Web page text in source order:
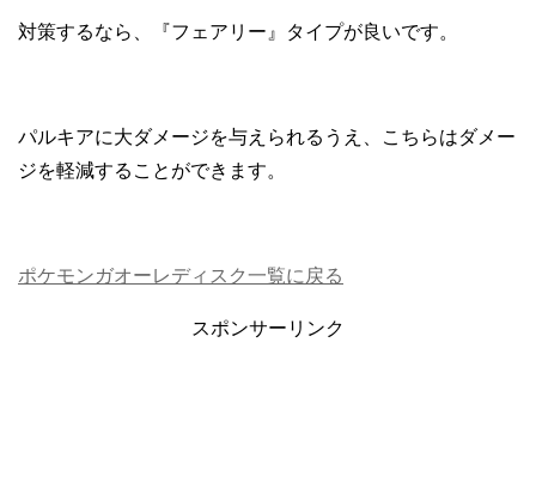
対策するなら、『フェアリー』タイプが良いです。
パルキアに大ダメージを与えられるうえ、こちらはダメー
ジを軽減することができます。
ポケモンガオーレディスク一覧に戻る
スポンサーリンク